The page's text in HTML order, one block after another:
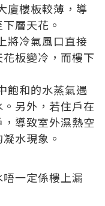
廈樓板較薄，導
層天花。
將冷氣風口直接
板變冷，而樓下
飽和的水蒸氣遇
另外，若住戶在
導致室外濕熱空
水現象。